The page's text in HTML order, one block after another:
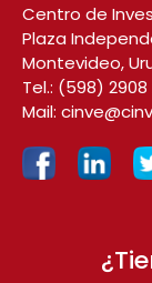
Centro de
Plaza
Montevideo,
Tel.: (598) 2908
Mail: